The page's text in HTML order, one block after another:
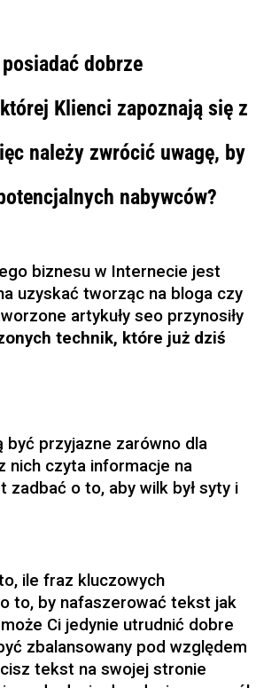
dobrze
Klienci zapoznają się z
należy zwrócić uwagę, by
nabywców?
biznesu w Internecie jest
uzyskać tworząc na bloga czy
artykuły seo przynosiły
technik, które już dziś
przyjazne zarówno dla
nich czyta informacje na
zadbać o to, aby wilk był syty i
ile fraz kluczowych
to, by nafaszerować tekst jak
Ci jedynie utrudnić dobre
zbalansowany pod względem
tekst na swojej stronie